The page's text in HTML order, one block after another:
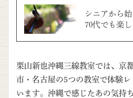
シニアから
70代でも楽
栗山新也沖縄三線教室では、京
市・名古屋の5つの教室で体験
います。沖縄で感じたあの気持